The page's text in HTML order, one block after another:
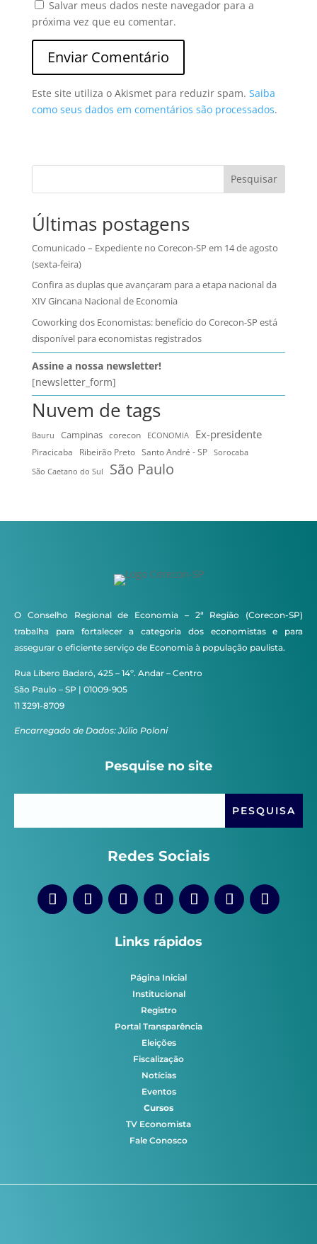
Salvar meus dados neste navegador para a
próxima vez que eu comentar.
Este site utiliza o Akismet para reduzir spam. Saiba
como seus dados em comentários são processados.
Pesquisar
Últimas postagens
Comunicado – Expediente no Corecon-SP em 14 de agosto
(sexta-feira)
Confira as duplas que avançaram para a etapa nacional da
XIV Gincana Nacional de Economia
Coworking dos Economistas: benefício do Corecon-SP está
disponível para economistas registrados
Assine a nossa newsletter!
[newsletter_form]
Nuvem de tags
Bauru Campinas corecon ECONOMIA Ex-presidente
Piracicaba Ribeirão Preto Santo André - SP
Sorocaba
São Caetano do Sul
São Paulo
O Conselho Regional de Economia – 2ª Região (Corecon-SP)
trabalha para fortalecer a categoria dos economistas e para
assegurar o eficiente serviço de Economia à população paulista.
Rua Líbero Badaró, 425 – 14º. Andar – Centro
São Paulo – SP | 01009-905
11 3291-8709
Encarregado de Dados: Júlio Poloni
Pesquise no site
Redes Sociais
Links rápidos
Página Inicial
Institucional
Registro
Portal Transparência
Eleições
Fiscalização
Notícias
Eventos
Cursos
TV Economista
Fale Conosco